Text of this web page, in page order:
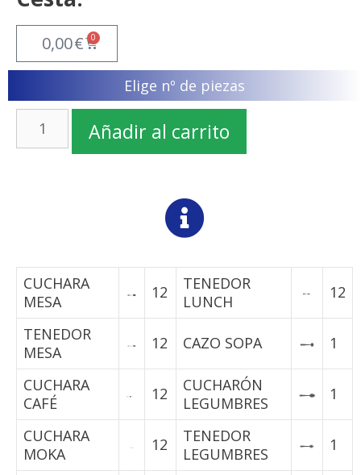
0,00€ 0
Elige nº de piezas
Añadir al carrito
CUCHARA
MESA
12
TENEDOR
LUNCH
12
TENEDOR
MESA
12 CAZO SOPA 1
CUCHARA
CAFÉ
12
CUCHARÓN
LEGUMBRES
1
CUCHARA
MOKA
12
TENEDOR
LEGUMBRES
1